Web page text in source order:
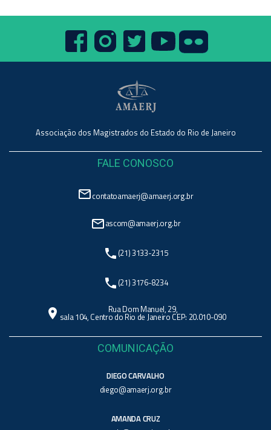
Associação dos Magistrados do Estado do Rio de Janeiro
FALE CONOSCO
mail_outlinecontatoamaerj@amaerj.org.br
mail_outlineascom@amaerj.org.br
phone (21) 3133-2315
phone (21) 3176-8234
location_on Rua Dom Manuel, 29,
sala 104, Centro do Rio de Janeiro CEP: 20.010-090
COMUNICAÇÃO
DIEGO CARVALHO
diego@amaerj.org.br
AMANDA CRUZ